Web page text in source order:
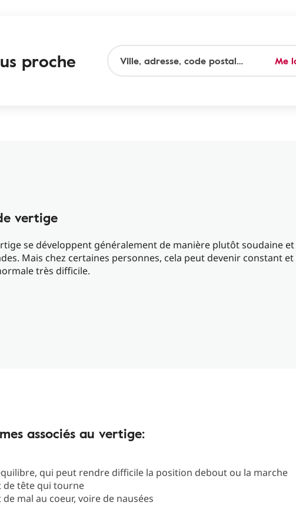
proche Me
vertige
se développent généralement de manière plutôt soudaine
Mais chez certaines personnes, cela peut devenir constant
très difficile.
associés au vertige:
qui peut rendre difficile la position debout ou la marche
de tête qui tourne
mal au coeur, voire de nausées